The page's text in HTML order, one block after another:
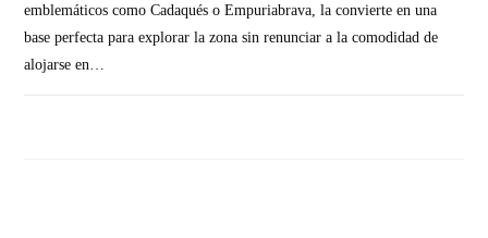
emblemáticos como Cadaqués o Empuriabrava, la convierte en una
base perfecta para explorar la zona sin renunciar a la comodidad de
alojarse en…